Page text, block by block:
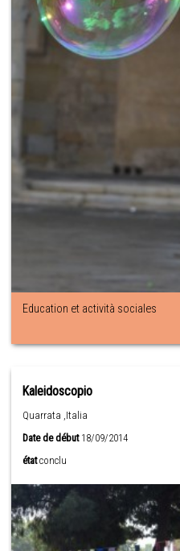
Education et actività sociales
Kaleidoscopio
Quarrata ,Italia
Date de début18/09/2014
état conclu